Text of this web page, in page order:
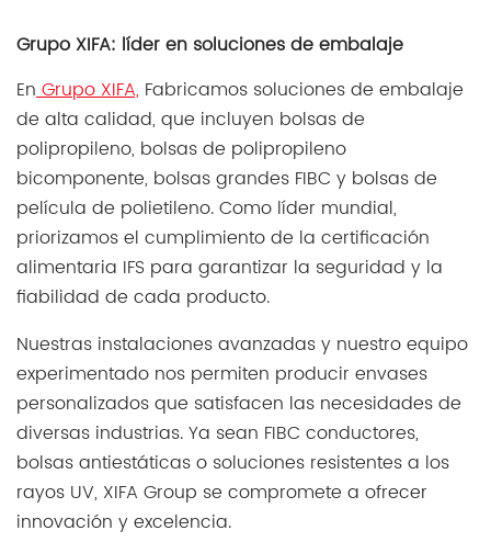
Grupo XIFA: líder en soluciones de embalaje
EnGrupo XIFA, Fabricamos soluciones de embalaje
de alta calidad, que incluyen bolsas de
polipropileno, bolsas de polipropileno
bicomponente, bolsas grandes FIBC y bolsas de
película de polietileno. Como líder mundial,
priorizamos el cumplimiento de la certificación
alimentaria IFS para garantizar la seguridad y la
fiabilidad de cada producto.
Nuestras instalaciones avanzadas y nuestro equipo
experimentado nos permiten producir envases
personalizados que satisfacen las necesidades de
diversas industrias. Ya sean FIBC conductores,
bolsas antiestáticas o soluciones resistentes a los
rayos UV, XIFA Group se compromete a ofrecer
innovación y excelencia.